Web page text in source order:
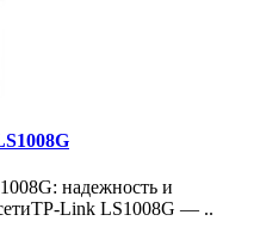
надежность и
Link LS1008G — ..